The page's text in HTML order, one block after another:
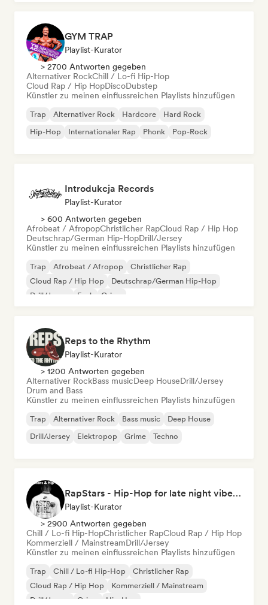
GYM TRAP
Playlist-Kurator
> 2700 Antworten gegeben
Alternativer RockChill / Lo-fi Hip-Hop
Cloud Rap / Hip HopDiscoDubstep
Künstler zu meinen einflussreichen Playlists hinzufügen
Trap Alternativer Rock Hardcore
Hard Rock
Hip-Hop
Internationaler Rap Phonk Pop-Rock
Introdukcja Records
Playlist-Kurator
> 600 Antworten gegeben
Afrobeat / AfropopChristlicher RapCloud Rap / Hip Hop
Deutschrap/German Hip-HopDrill/Jersey
Künstler zu meinen einflussreichen Playlists hinzufügen
Trap Afrobeat / Afropop
Christlicher Rap
Cloud Rap / Hip Hop
Deutschrap/German Hip-Hop
Drill/Jersey
Funk Grime
Reps to the Rhythm
Playlist-Kurator
> 1200 Antworten gegeben
Alternativer RockBass musicDeep HouseDrill/Jersey
Drum and Bass
Künstler zu meinen einflussreichen Playlists hinzufügen
Trap Alternativer Rock Bass music
Deep House
Drill/Jersey
Elektropop Grime Techno
RapStars - Hip-Hop for late night vibes (by Music Outsider)
Playlist-Kurator
> 2900 Antworten gegeben
Chill / Lo-fi Hip-HopChristlicher RapCloud Rap / Hip Hop
Kommerziell / MainstreamDrill/Jersey
Künstler zu meinen einflussreichen Playlists hinzufügen
Trap Chill / Lo-fi Hip-Hop
Christlicher Rap
Cloud Rap / Hip Hop
Kommerziell / Mainstream
Drill/Jersey
Grime Hip-Hop